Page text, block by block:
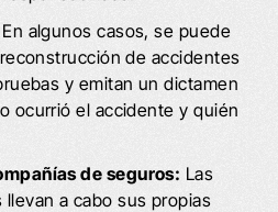
En algunos casos, se puede
de accidentes
y emitan un dictamen
ocurrió el accidente y quién
de seguros: Las
a cabo sus propias